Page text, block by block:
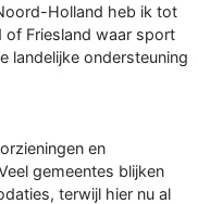
Holland heb ik tot
of Friesland waar sport
landelijke ondersteuning
en
gemeentes blijken
terwijl hier nu al